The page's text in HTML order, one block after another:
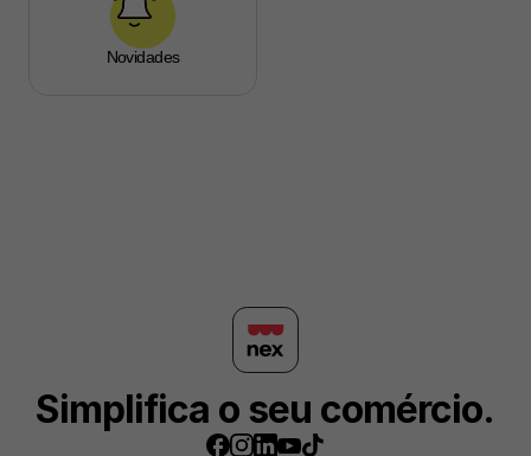
Novidades
Simplifica o seu comércio.